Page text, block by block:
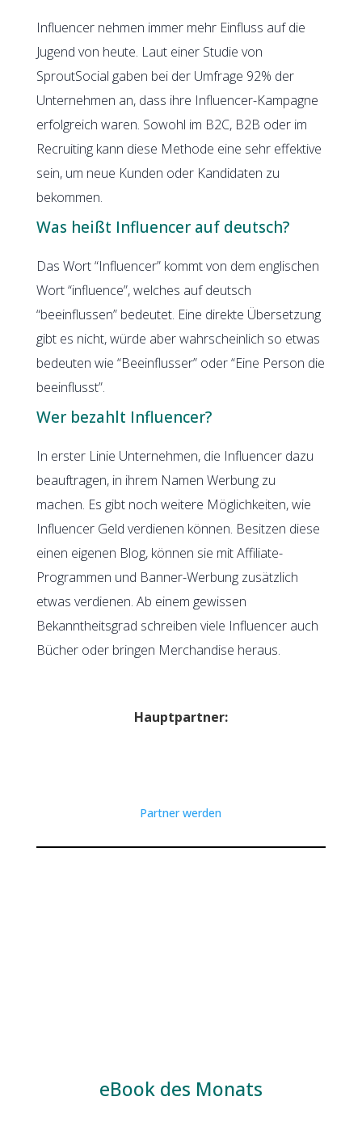
Influencer nehmen immer mehr Einfluss auf die
Jugend von heute. Laut einer Studie von
SproutSocial gaben bei der Umfrage 92% der
Unternehmen an, dass ihre Influencer-Kampagne
erfolgreich waren. Sowohl im B2C, B2B oder im
Recruiting kann diese Methode eine sehr effektive
sein, um neue Kunden oder Kandidaten zu
bekommen.
Was heißt Influencer auf deutsch?
Das Wort “Influencer” kommt von dem englischen
Wort “influence”, welches auf deutsch
“beeinflussen” bedeutet. Eine direkte Übersetzung
gibt es nicht, würde aber wahrscheinlich so etwas
bedeuten wie “Beeinflusser” oder “Eine Person die
beeinflusst”.
Wer bezahlt Influencer?
In erster Linie Unternehmen, die Influencer dazu
beauftragen, in ihrem Namen Werbung zu
machen. Es gibt noch weitere Möglichkeiten, wie
Influencer Geld verdienen können. Besitzen diese
einen eigenen Blog, können sie mit Affiliate-
Programmen und Banner-Werbung zusätzlich
etwas verdienen. Ab einem gewissen
Bekanntheitsgrad schreiben viele Influencer auch
Bücher oder bringen Merchandise heraus.
Hauptpartner:
Partner werden
eBook des Monats